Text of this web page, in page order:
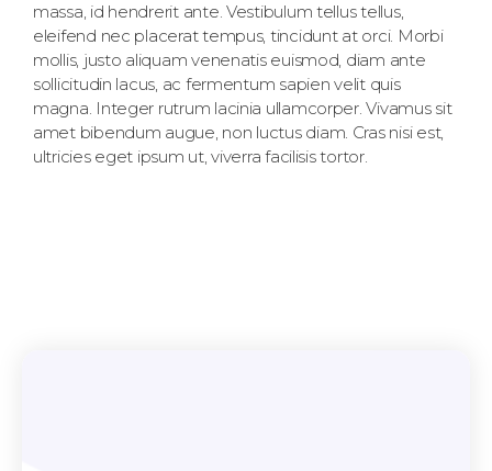
massa, id hendrerit ante. Vestibulum tellus tellus,
eleifend nec placerat tempus, tincidunt at orci. Morbi
mollis, justo aliquam venenatis euismod, diam ante
sollicitudin lacus, ac fermentum sapien velit quis
magna. Integer rutrum lacinia ullamcorper. Vivamus sit
amet bibendum augue, non luctus diam. Cras nisi est,
ultricies eget ipsum ut, viverra facilisis tortor.